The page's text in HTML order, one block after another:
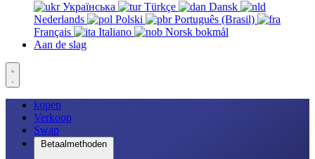
Українська
Türkçe
Dansk
Nederlands
Polski
Português (Brasil)
Français
Italiano
Norsk bokmål
Aan de slag
kopen
Verkoop
Swap
Betaalmethoden